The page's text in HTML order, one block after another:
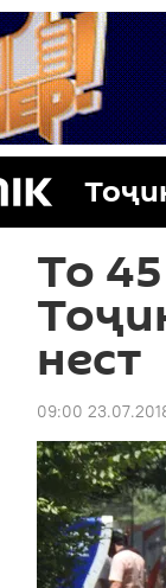
То
нест
09:00